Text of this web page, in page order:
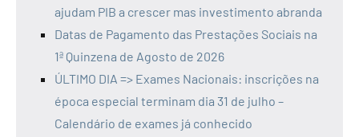
ajudam PIB a crescer mas investimento abranda
Datas de Pagamento das Prestações Sociais na
1ª Quinzena de Agosto de 2026
ÚLTIMO DIA => Exames Nacionais: inscrições na
época especial terminam dia 31 de julho –
Calendário de exames já conhecido